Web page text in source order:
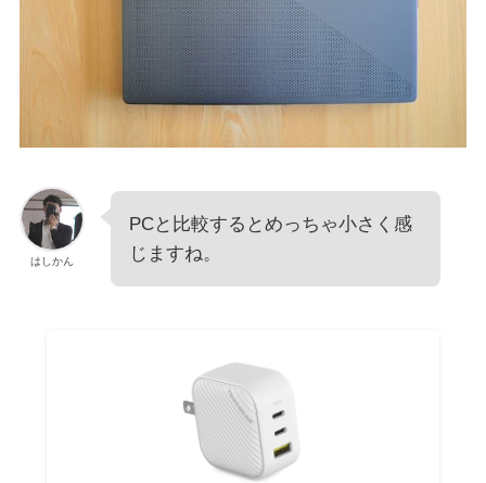
はしかん
PCと比較するとめっちゃ小さく感
じますね。